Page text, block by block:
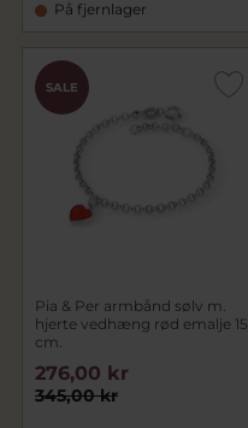
På fjernlager
SALE
Pia & Per armbånd sølv m.
hjerte vedhæng rød emalje 15
cm.
345,00 kr
276,00 kr